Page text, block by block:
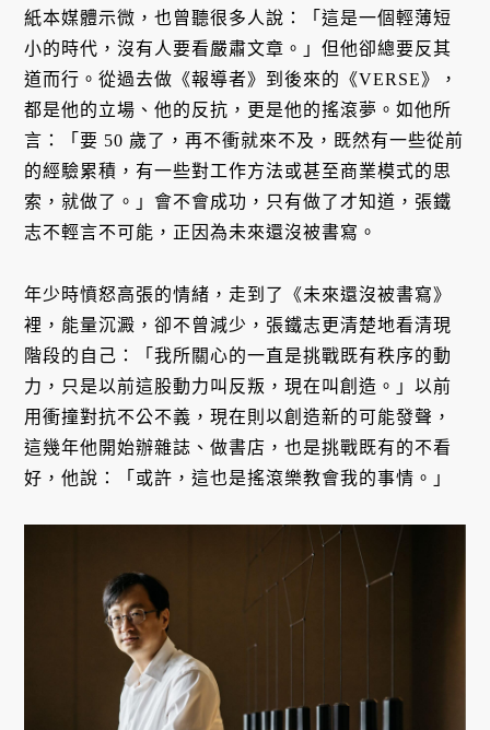
紙本媒體示微，也曾聽很多人說：「這是一個輕薄短
小的時代，沒有人要看嚴肅文章。」但他卻總要反其
道而行。從過去做《報導者》到後來的《VERSE》，
都是他的立場、他的反抗，更是他的搖滾夢。如他所
言：「要 50 歲了，再不衝就來不及，既然有一些從前
的經驗累積，有一些對工作方法或甚至商業模式的思
索，就做了。」會不會成功，只有做了才知道，張鐵
志不輕言不可能，正因為未來還沒被書寫。
年少時憤怒高張的情緒，走到了《未來還沒被書寫》
裡，能量沉澱，卻不曾減少，張鐵志更清楚地看清現
階段的自己：「我所關心的一直是挑戰既有秩序的動
力，只是以前這股動力叫反叛，現在叫創造。」以前
用衝撞對抗不公不義，現在則以創造新的可能發聲，
這幾年他開始辦雜誌、做書店，也是挑戰既有的不看
好，他說：「或許，這也是搖滾樂教會我的事情。」